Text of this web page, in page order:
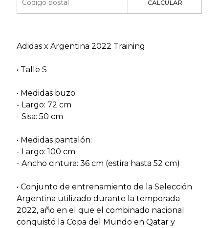
CALCULAR
Adidas x Argentina 2022 Training
• Talle S
• Medidas buzo:
- Largo: 72 cm
- Sisa: 50 cm
• Medidas pantalón:
- Largo: 100 cm
- Ancho cintura: 36 cm (estira hasta 52 cm)
• Conjunto de entrenamiento de la Selección
Argentina utilizado durante la temporada
2022, año en el que el combinado nacional
conquistó la Copa del Mundo en Qatar y